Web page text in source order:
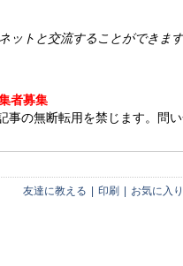
ットと交流することができます
者募集
事の無断転用を禁じます。問
友達に教える 印刷 お気に入